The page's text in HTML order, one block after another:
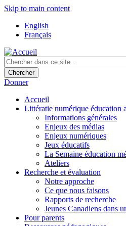
Skip to main content
English
Français
Donner
Accueil
Littératie numérique éducation
Informations générales
Enjeux des médias
Enjeux numériques
Jeux éducatifs
La Semaine éducation
Ateliers
Recherche et évaluation
Notre approche
Ce que nous faisons
Rapports de recherche
Jeunes Canadiens dans
Pour parents